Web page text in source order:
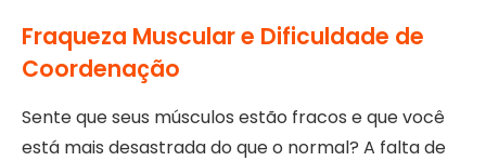
Fraqueza Muscular e Dificuldade de
Coordenação
Sente que seus músculos estão fracos e que você
está mais desastrada do que o normal? A falta de